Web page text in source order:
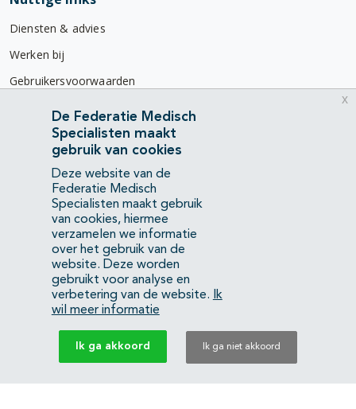
Diensten & advies
Werken bij
Gebruikersvoorwaarden
Privacyverklaring
Contact
Mercatorlaan 1200
3528 BL Utrecht
(088) 505 34 34
info@richtlijnendatabase.nl
YouTubeLinkedIn
KvK Federatie Medisch Specialisten:40483480
Privacyverklaring
De Federatie Medisch
Specialisten maakt
gebruik van cookies
Deze website van de
Federatie Medisch
Specialisten maakt gebruik
van cookies, hiermee
verzamelen we informatie
over het gebruik van de
website. Deze worden
gebruikt voor analyse en
verbetering van de website.
Ik
wil meer informatie
Ik ga akkoord Ik ga niet akkoord
x